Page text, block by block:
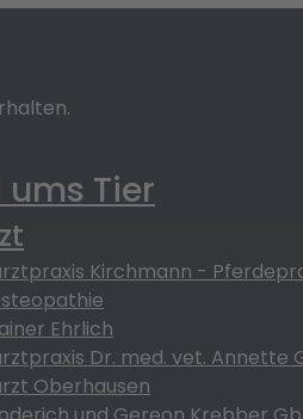
ums Tier
Kirchmann -
Ehrlich
Dr. med. vet. Annette
Oberhausen